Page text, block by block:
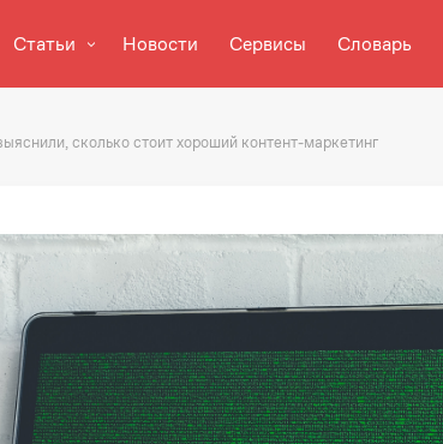
Статьи Новости Сервисы Словарь
сколько стоит хороший контент-маркетинг